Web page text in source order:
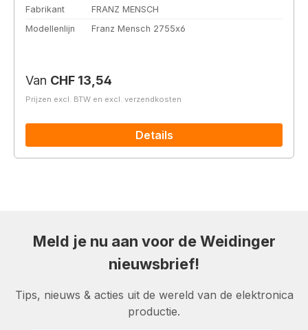
Fabrikant
FRANZ MENSCH
Modellenlijn
Franz Mensch 2755x6
Normale prijs:
Van CHF 13,54
Prijzen excl. BTW en excl. verzendkosten
Details
Meld je nu aan voor de Weidinger
nieuwsbrief!
Tips, nieuws & acties uit de wereld van de elektronica
productie.